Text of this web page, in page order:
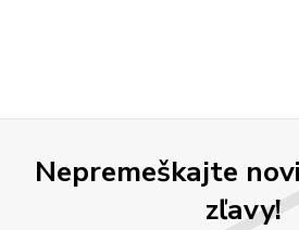
Nepremeškajte
zľavy!